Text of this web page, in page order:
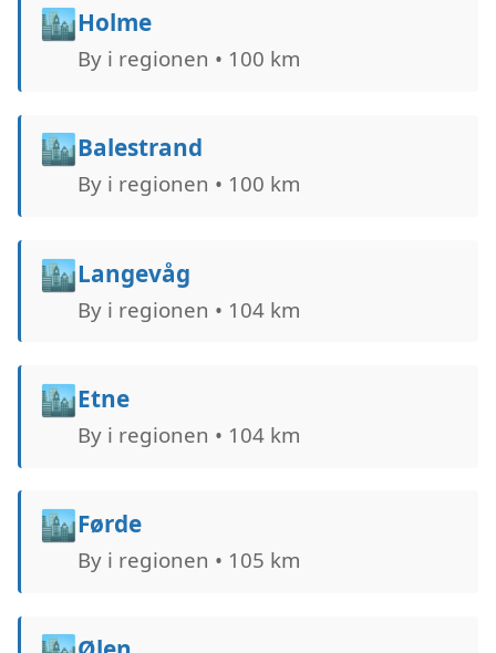
🏙️Holme
By i regionen • 100 km
🏙️Balestrand
By i regionen • 100 km
🏙️Langevåg
By i regionen • 104 km
🏙️Etne
By i regionen • 104 km
🏙️Førde
By i regionen • 105 km